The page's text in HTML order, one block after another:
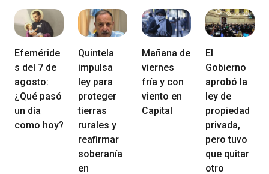
Efeméride
s del 7 de
agosto:
¿Qué pasó
un día
como hoy?
Quintela
impulsa
ley para
proteger
tierras
rurales y
reafirmar
soberanía
en
Mañana de
viernes
fría y con
viento en
Capital
El
Gobierno
aprobó la
ley de
propiedad
privada,
pero tuvo
que quitar
otro